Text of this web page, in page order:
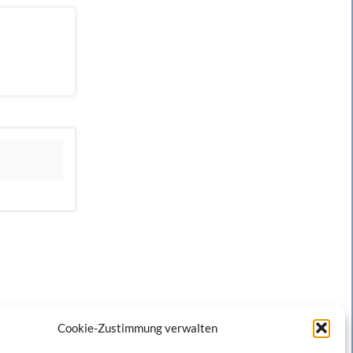
Cookie-Zustimmung verwalten